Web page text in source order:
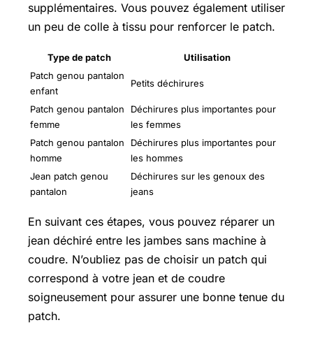
supplémentaires. Vous pouvez également utiliser
un peu de colle à tissu pour renforcer le patch.
Type de patch
Utilisation
Patch genou pantalon
enfant
Petits déchirures
Patch genou pantalon
femme
Déchirures plus importantes pour
les femmes
Patch genou pantalon
homme
Déchirures plus importantes pour
les hommes
Jean patch genou
pantalon
Déchirures sur les genoux des
jeans
En suivant ces étapes, vous pouvez réparer un
jean déchiré entre les jambes sans machine à
coudre. N’oubliez pas de choisir un patch qui
correspond à votre jean et de coudre
soigneusement pour assurer une bonne tenue du
patch.